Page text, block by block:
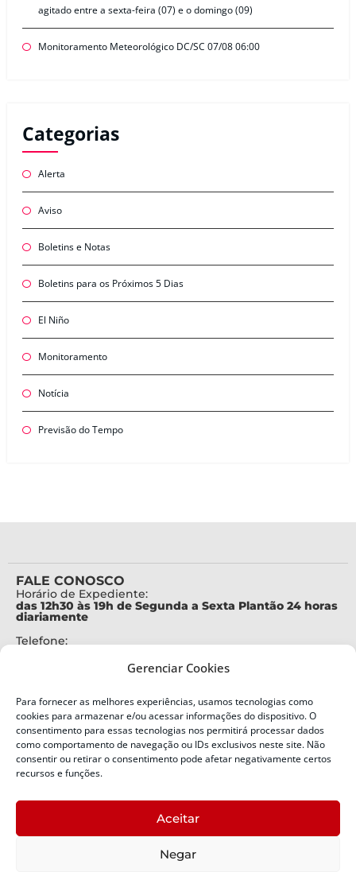
Gerenciar Cookies
Para fornecer as melhores experiências, usamos tecnologias como
cookies para armazenar e/ou acessar informações do dispositivo. O
consentimento para essas tecnologias nos permitirá processar dados
como comportamento de navegação ou IDs exclusivos neste site. Não
consentir ou retirar o consentimento pode afetar negativamente certos
recursos e funções.
Aceitar
Negar
agitado entre a sexta-feira (07) e o domingo (09)
Monitoramento Meteorológico DC/SC 07/08 06:00
Categorias
Alerta
Aviso
Boletins e Notas
Boletins para os Próximos 5 Dias
El Niño
Monitoramento
Notícia
Previsão do Tempo
FALE CONOSCO
Horário de Expediente:
das 12h30 às 19h de Segunda a Sexta Plantão 24 horas
diariamente
Telefone:
Alertas Defesa Civil:
SMS 40199
ENDEREÇO
Defesa Civil do Estado de Santa Catarina
Bairro:
Capoeiras, Florianópolis, SC